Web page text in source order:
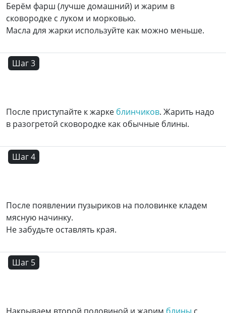
Берём фарш (лучше домашний) и жарим в
сковородке с луком и морковью.
Масла для жарки используйте как можно меньше.
Шаг 3
После приступайте к жарке блинчиков. Жарить надо
в разогретой сковородке как обычные блины.
Шаг 4
После появлении пузыриков на половинке кладем
мясную начинку.
Не забудьте оставлять края.
Шаг 5